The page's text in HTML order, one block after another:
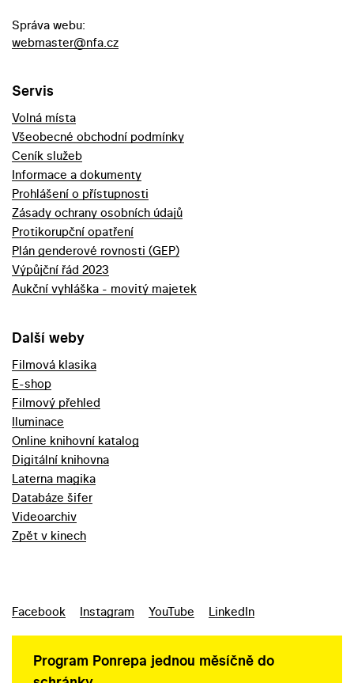
Správa webu:
webmaster@nfa.cz
Servis
Volná místa
Všeobecné obchodní podmínky
Ceník služeb
Informace a dokumenty
Prohlášení o přístupnosti
Zásady ochrany osobních údajů
Protikorupční opatření
Plán genderové rovnosti (GEP)
Výpůjční řád 2023
Aukční vyhláška - movitý majetek
Další weby
Filmová klasika
E-shop
Filmový přehled
Iluminace
Online knihovní katalog
Digitální knihovna
Laterna magika
Databáze šifer
Videoarchiv
Zpět v kinech
Facebook Instagram YouTube LinkedIn
Program Ponrepa jednou měsíčně do